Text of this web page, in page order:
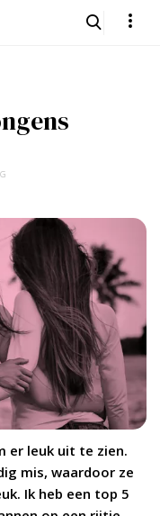
er leuk uit te zien.
mis, waardoor ze
Ik heb een top 5